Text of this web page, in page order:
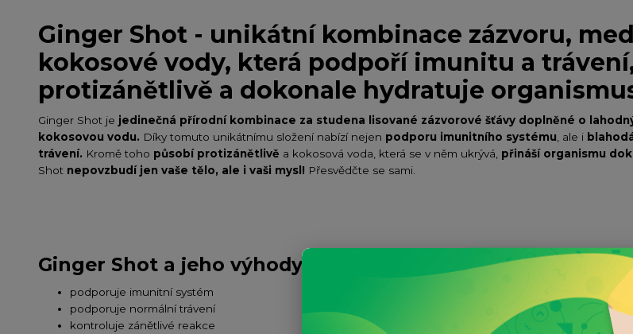
Ginger Shot - unikátní kombinace zázvoru,
kokosové vody, která podpoří imunitu a
protizánětlivě a dokonale hydratuje
Ginger Shot je jedinečná přírodní kombinace za studena lisované zázvorové šťávy doplněné o
kokosovou vodu. Díky tomuto unikátnímu složení nabízí nejen podporu imunitního systému , ale i
trávení. Kromě toho působí protizánětlivě a kokosová voda, která se v něm ukrývá, přináší organismu
Shot nepovzbudí jen vaše tělo, ale i vaši mysl! Přesvědčte se sami.
Ginger Shot a jeho výhody
podporuje imunitní systém
podporuje normální trávení
kontroluje zánětlivé reakce